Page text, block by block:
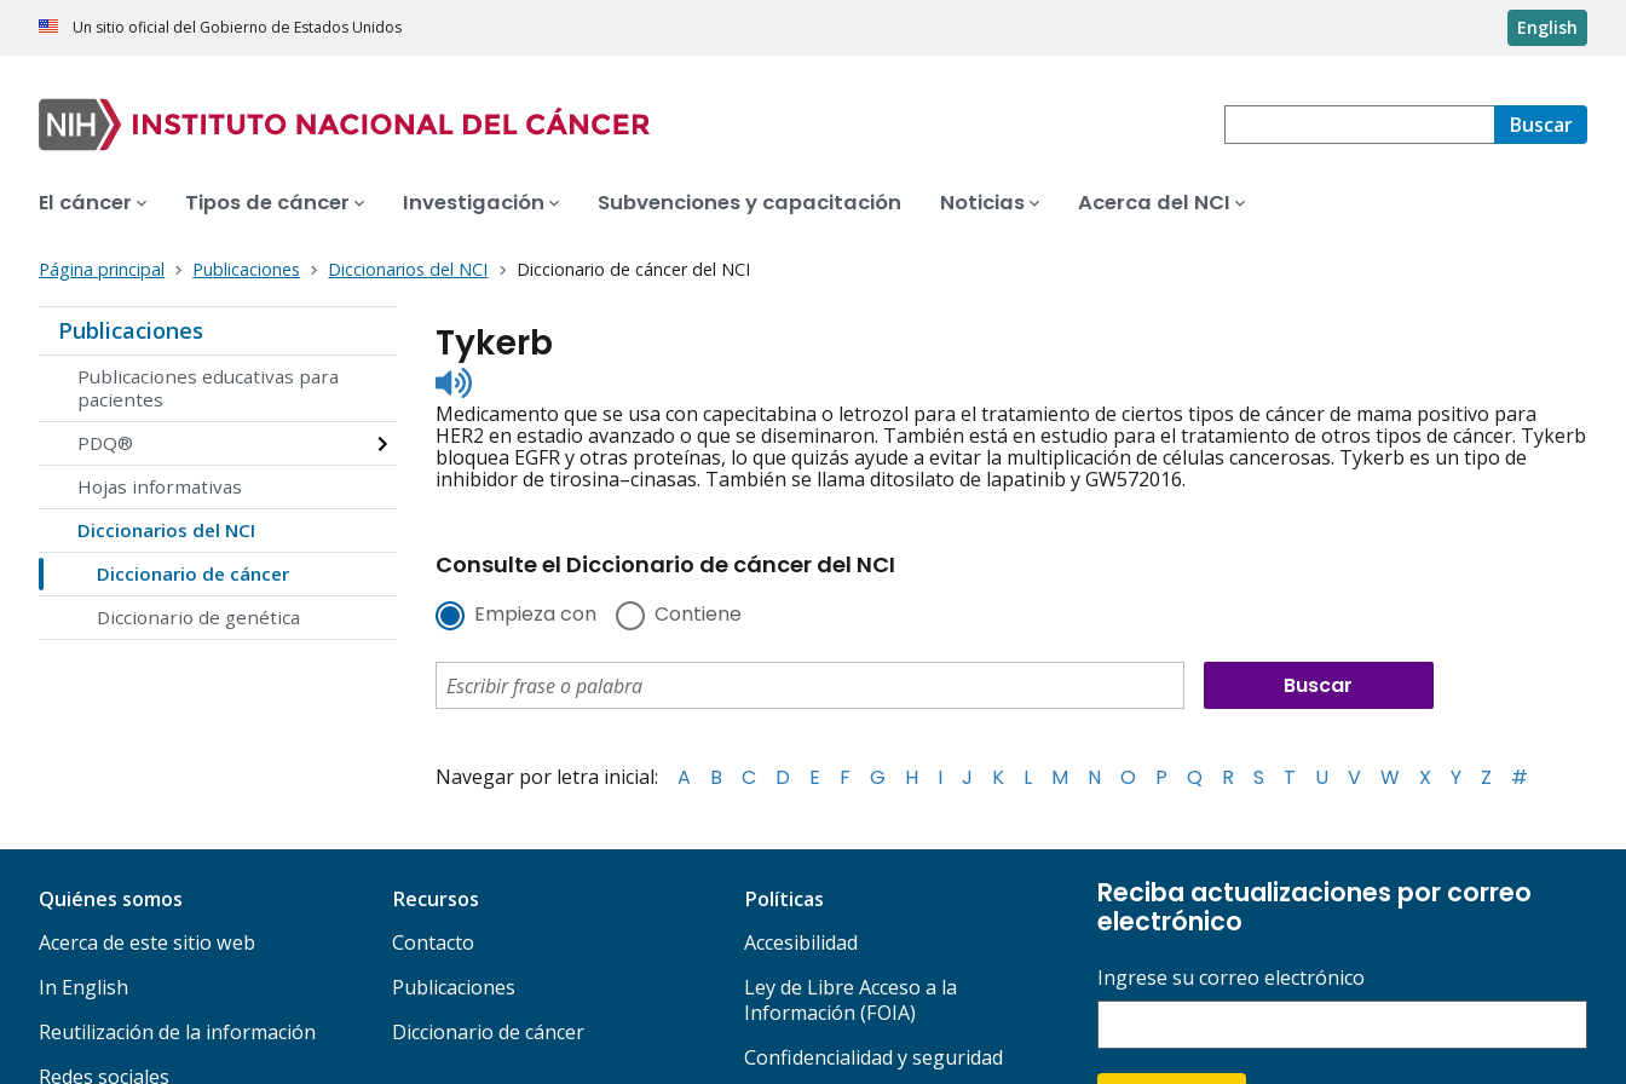
Un sitio oficial del Gobierno de Estados Unidos English
Buscar
El cáncer Tipos de cáncer Investigación Subvenciones y capacitación Noticias Acerca del NCI
Página principal Publicaciones Diccionarios del NCI Diccionario de cáncer del NCI
Publicaciones
Publicaciones educativas para
pacientes
PDQ®
Hojas informativas
Diccionarios del NCI
Diccionario de cáncer
Diccionario de genética
Tykerb
Listen
to
pronunciation
Medicamento que se usa con capecitabina o letrozol para el tratamiento de ciertos tipos de cáncer de mama positivo para
HER2 en estadio avanzado o que se diseminaron. También está en estudio para el tratamiento de otros tipos de cáncer. Tykerb
bloquea EGFR y otras proteínas, lo que quizás ayude a evitar la multiplicación de células cancerosas. Tykerb es un tipo de
inhibidor de tirosina–cinasas. También se llama ditosilato de lapatinib y GW572016.
Consulte el Diccionario de cáncer del NCI
Empieza con Contiene
Navegar por letra inicial: A B C D E F G H I J K L M N O P Q R S T U V W X Y Z #
Quiénes somos
Acerca de este sitio web
In English
Reutilización de la información
Redes sociales
Recursos
Contacto
Publicaciones
Diccionario de cáncer
Políticas
Accesibilidad
Ley de Libre Acceso a la
Información (FOIA)
Confidencialidad y seguridad
Reciba actualizaciones por correo
electrónico
Ingrese su correo electrónico